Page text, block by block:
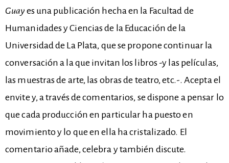
Guay es una publicación hecha en la Facultad de
Humanidades y Ciencias de la Educación de la
Universidad de La Plata, que se propone continuar la
conversación a la que invitan los libros -y las películas,
las muestras de arte, las obras de teatro, etc.-. Acepta el
envite y, a través de comentarios, se dispone a pensar lo
que cada producción en particular ha puesto en
movimiento y lo que en ella ha cristalizado. El
comentario añade, celebra y también discute.